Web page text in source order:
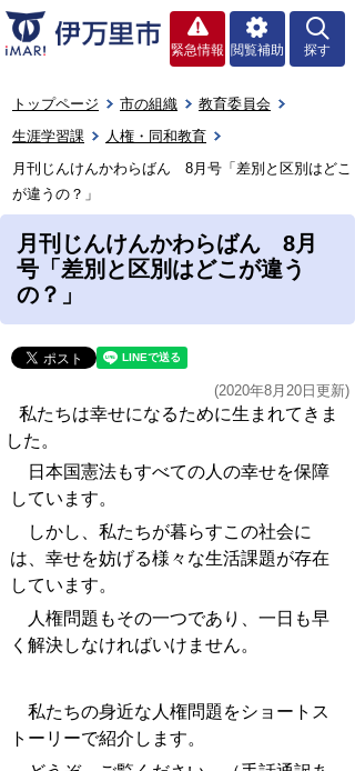
緊急情報 閲覧補助 探す
トップページ 市の組織
教育委員会
生涯学習課
人権・同和教育
月刊じんけんかわらばん 8月号「差別と区別はどこ
が違うの？」
月刊じんけんかわらばん 8月
号「差別と区別はどこが違う
の？」
(2020年8月20日更新)
私たちは幸せになるために生まれてきま
した。
日本国憲法もすべての人の幸せを保障
しています。
しかし、私たちが暮らすこの社会に
は、幸せを妨げる様々な生活課題が存在
しています。
人権問題もその一つであり、一日も早
く解決しなければいけません。
私たちの身近な人権問題をショートス
トーリーで紹介します。